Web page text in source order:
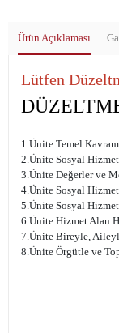
Ürün Açıklaması
Lütfen
1.Ünite Temel
2.Ünite Sosyal
3.Ünite Değerler ve
4.Ünite Sosyal
5.Ünite Sosyal
6.Ünite Hizmet Alan
7.Ünite Bireyle,
8.Ünite Örgütle ve